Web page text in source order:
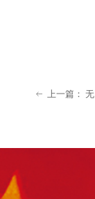
ꂃ 上一篇： 无